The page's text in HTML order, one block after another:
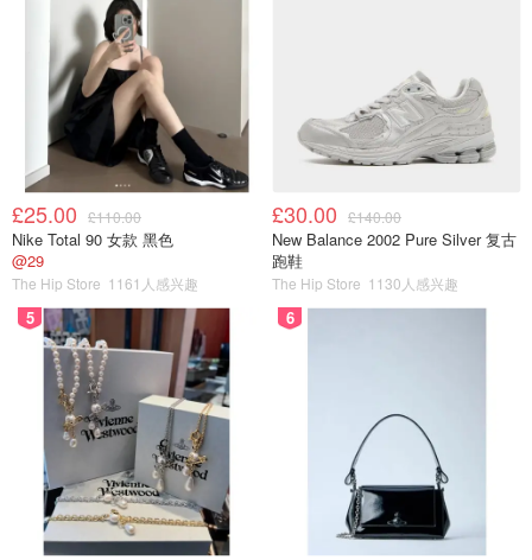
£25.00 £110.00
Nike Total 90 女款 黑色
@29
The Hip Store 1161人感兴趣
£30.00 £140.00
New Balance 2002 Pure Silver 复古
跑鞋
The Hip Store 1130人感兴趣
5 6